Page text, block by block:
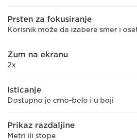
Prsten za fokusiranje
Korisnik može da izabere smer i
Zum na ekranu
2x
Isticanje
Dostupno je crno-belo i u boji
Prikaz razdaljine
Metri ili stope